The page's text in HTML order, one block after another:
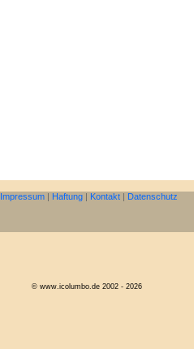
Impressum | Haftung | Kontakt | Datenschutz
© www.icolumbo.de 2002 - 2026